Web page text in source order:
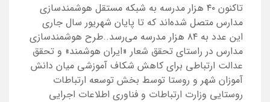
تاکنون ۴۰ هزار مدرسه به شبکه مستقل هوشمندسازی
مدارس متصل شده‌اند که تا پایان شهریور سال جاری
این عدد به ۸۴ هزار مدرسه می‌رسد..طرح هوشمندسازی
مدارس در راستای تحقق شعار «ایران هوشمند» و تحقق
عدالت ارتباطی برای کاهش شکاف آموزشی میان دانش
آموزان شهر و روستا توسط بخش توسعه ارتباطات
روستایی وزارت ارتباطات و فناوری اطلاعات اجرایی